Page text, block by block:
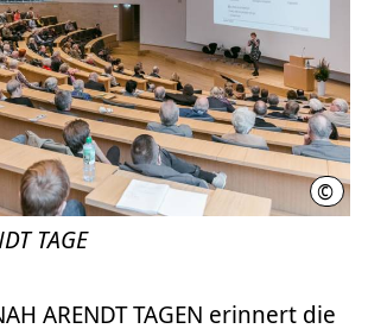
©
TAGE
ARENDT TAGEN erinnert die